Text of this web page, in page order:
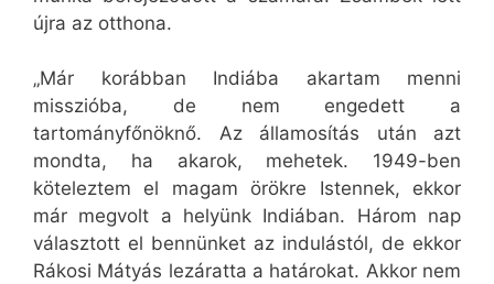
újra az otthona.
„Már korábban Indiába akartam menni
misszióba, de nem engedett a
tartományfőnöknő. Az államosítás után azt
mondta, ha akarok, mehetek. 1949-ben
köteleztem el magam örökre Istennek, ekkor
már megvolt a helyünk Indiában. Három nap
választott el bennünket az indulástól, de ekkor
Rákosi Mátyás lezáratta a határokat. Akkor nem